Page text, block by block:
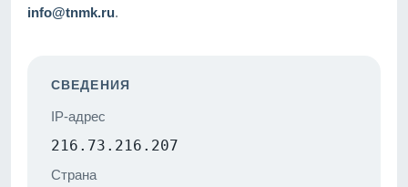
info@tnmk.ru.
СВЕДЕНИЯ
IP-адрес
216.73.216.207
Страна